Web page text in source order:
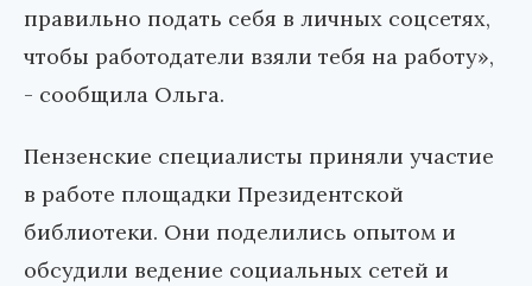
правильно подать себя в личных соцсетях,
чтобы работодатели взяли тебя на работу»,
- сообщила Ольга.
Пензенские специалисты приняли участие
в работе площадки Президентской
библиотеки. Они поделились опытом и
обсудили ведение социальных сетей и